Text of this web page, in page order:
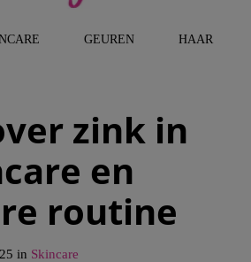
GEUREN HAAR
zink in
en
routine
in Skincare